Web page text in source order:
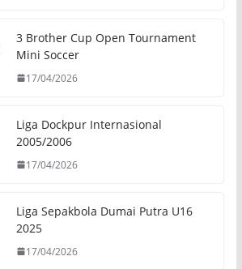
3 Brother Cup Open Tournament
Mini Soccer
17/04/2026
Liga Dockpur Internasional
2005/2006
17/04/2026
Liga Sepakbola Dumai Putra U16
2025
17/04/2026